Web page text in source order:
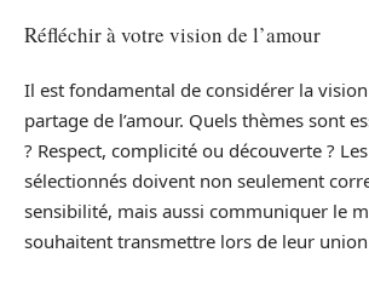
Réfléchir à votre vision de l’amour
Il est fondamental de considérer la
partage de l’amour. Quels thèmes sont
? Respect, complicité ou découverte ?
sélectionnés doivent non seulement
sensibilité, mais aussi communiquer le
souhaitent transmettre lors de leur